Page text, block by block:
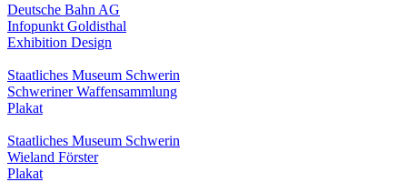
Deutsche Bahn AG
Infopunkt Goldisthal
Exhibition Design
Staatliches Museum Schwerin
Schweriner Waffensammlung
Plakat
Staatliches Museum Schwerin
Wieland Förster
Plakat